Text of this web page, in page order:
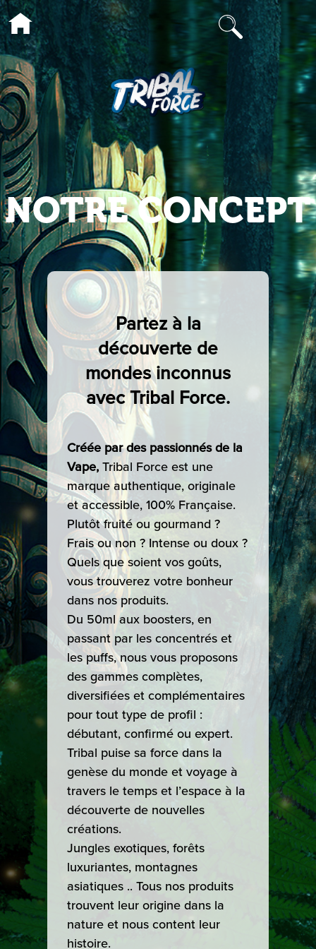
NOTRE CONCEPT
Partez à la
découverte de
mondes inconnus
avec Tribal Force.
Créée par des passionnés de la
Vape,Tribal Force est une
marque authentique, originale
et accessible, 100% Française.
Plutôt fruité ou gourmand ?
Frais ou non ? Intense ou doux ?
Quels que soient vos goûts,
vous trouverez votre bonheur
dans nos produits.
Du 50ml aux boosters, en
passant par les concentrés et
les puffs, nous vous proposons
des gammes complètes,
diversifiées et complémentaires
pour tout type de profil :
débutant, confirmé ou expert.
Tribal puise sa force dans la
genèse du monde et voyage à
travers le temps et l’espace à la
découverte de nouvelles
créations.
Jungles exotiques, forêts
luxuriantes, montagnes
asiatiques .. Tous nos produits
trouvent leur origine dans la
nature et nous content leur
histoire.